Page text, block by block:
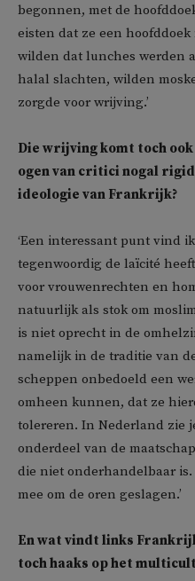
begonnen, met de
eisten dat ze een
wilden dat lunches werden
halal slachten, wilden
zorgde voor wrijving.’
Die wrijving komt toch
ogen van critici nogal
ideologie van Frankrijk?
‘Een interessant punt vind
tegenwoordig de laïcité
voor vrouwenrechten en
natuurlijk als stok om
is niet oprecht in de
namelijk in de traditie van
scheppen onbedoeld een
omheen kunnen, dat ze
tolereren. In Nederland zie
onderdeel van de
die niet onderhandelbaar
mee om de oren geslagen.’
En wat vindt links
toch haaks op het